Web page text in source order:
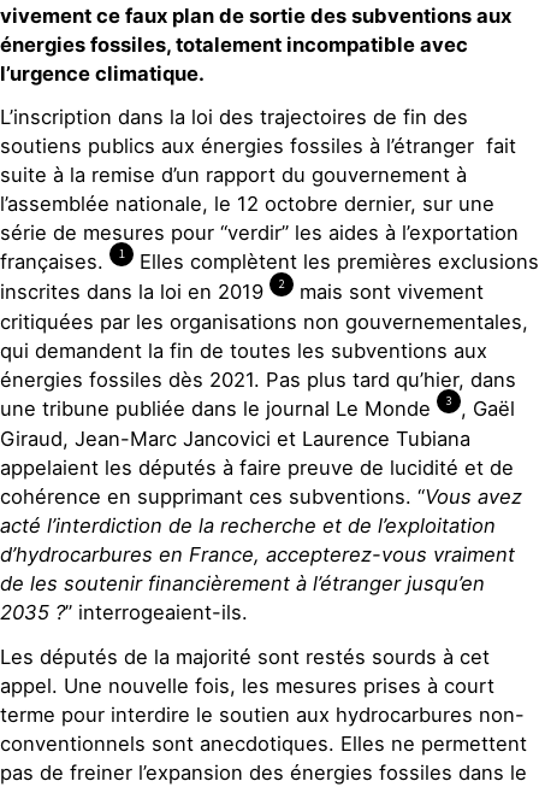
vivement ce faux plan de sortie des subventions aux
énergies fossiles, totalement incompatible avec
l’urgence climatique.
L’inscription dans la loi des trajectoires de fin des
soutiens publics aux énergies fossiles à l’étranger fait
suite à la remise d’un rapport du gouvernement à
l’assemblée nationale, le 12 octobre dernier, sur une
série de mesures pour “verdir” les aides à l’exportation
françaises.
1
Elles complètent les premières exclusions
inscrites dans la loi en 2019
2
mais sont vivement
critiquées par les organisations non gouvernementales,
qui demandent la fin de toutes les subventions aux
énergies fossiles dès 2021. Pas plus tard qu’hier, dans
une tribune publiée dans le journal Le Monde
3
, Gaël
Giraud, Jean-Marc Jancovici et Laurence Tubiana
appelaient les députés à faire preuve de lucidité et de
cohérence en supprimant ces subventions. “Vous avez
acté l’interdiction de la recherche et de l’exploitation
d’hydrocarbures en France, accepterez-vous vraiment
de les soutenir financièrement à l’étranger jusqu’en
2035 ?” interrogeaient-ils.
Les députés de la majorité sont restés sourds à cet
appel. Une nouvelle fois, les mesures prises à court
terme pour interdire le soutien aux hydrocarbures non-
conventionnels sont anecdotiques. Elles ne permettent
pas de freiner l’expansion des énergies fossiles dans le